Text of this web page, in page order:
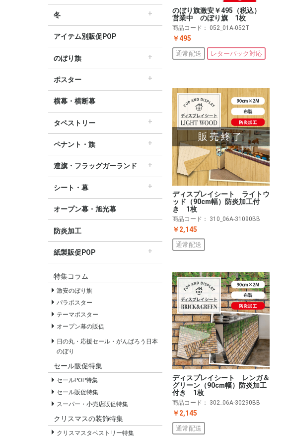
すべての秋の販促POP
秋・オータム
ハロウィン
オータムセール
冬
すべての冬の販促POP
冬・ウィンター
クリスマス
歳末・お正月
ウィンターセール
アイテム別販促POP
のぼり旗
すべてののぼり旗
セールのぼり旗
レギュラーのぼり旗
ホテルのぼり旗
リサイクルのぼり旗
ドラッグ薬局のぼり旗
美容のぼり旗
物販のぼり旗
飲食のぼり旗
不動産・車のぼり旗
春のぼり旗
夏のぼり旗
秋のぼり旗
冬のぼり旗
ハロウィンのぼり旗
ポスター
すべてのポスター
パラポスター（横長）
テーマポスター（正方形）
変形ポスター
セールポスター
▽季節から選ぶ
∟春ポスター
∟夏ポスター
∟秋・ハロウィンポスター
∟冬・お正月・初売りポスター
∟クリスマスポスター
∟バレンタインポスター
横幕・横断幕
タペストリー
すべてのタペストリー
防炎加工タペストリー（90×180cm）
∟春タペストリー
∟夏タペストリー
∟秋・ハロウィンタペストリー
∟冬・クリスマスタペストリー
∟お正月タペストリー
∟バレンタインデータペストリー
60cm幅タペストリー
45cm幅タペストリー
ワイドタペストリー
ペナント・旗
すべてのペナント・旗
ペナント
ビッグペナント
連旗・フラッグガーランド
すべての連旗・フラッグ
連続ペナント
フラッグガーランド
ウェーブペナント他
シート・幕
すべてのシート・幕
シート・ワゴン幕
テーブルクロス
デコレーションリボン
オープン幕・旭光幕
防炎加工
紙製販促POP
すべての紙製販促POP
セールPOP
特集コラム
激安のぼり旗
パラポスター
テーマポスター
オープン幕の販促
日の丸・応援セール・がんばろう日本
のぼり
セール販促特集
セールPOP特集
セール販促特集
スーパー・小売店販促特集
クリスマスの装飾特集
クリスマスタペストリー特集
のぼり旗激安￥495（税込）
営業中 のぼり旗 1枚
商品コード： 052_01A-052T
￥495
通常配送 レターパック対応
販売終了
ディスプレイシート ライトウ
ッド（90cm幅）防炎加工付
き 1枚
商品コード： 310_06A-31090BB
￥2,145
通常配送
ディスプレイシート レンガ＆
グリーン（90cm幅）防炎加工
付き 1枚
商品コード： 302_06A-30290BB
￥2,145
通常配送